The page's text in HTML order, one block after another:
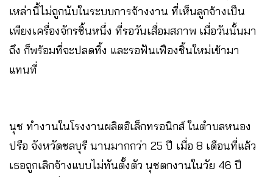
เหล่านี้ไม่ถูกนับในระบบการจ้างงาน ที่เห็นลูกจ้างเป็น
เพียงเครื่องจักรชิ้นหนึ่ง ที่รอวันเสื่อมสภาพ เมื่อวันนั้นมา
ถึง ก็พร้อมที่จะปลดทิ้ง และรอฟันเฟืองชิ้นใหม่เข้ามา
แทนที่
นุช ทำงานในโรงงานผลิตอิเล็กทรอนิกส์ ในตำบลหนอง
ปรือ จังหวัดชลบุรี นานมากกว่า 25 ปี เมื่อ 8 เดือนที่แล้ว
เธอถูกเลิกจ้างแบบไม่ทันตั้งตัว นุชตกงานในวัย 46 ปี